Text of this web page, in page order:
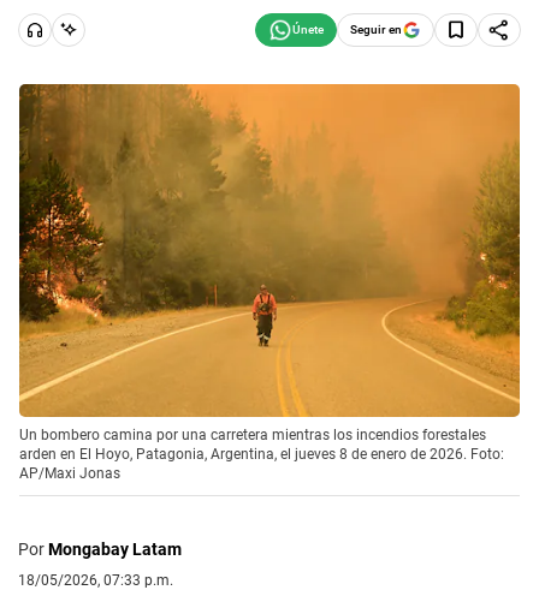
Seguir en
Un bombero camina por una carretera mientras los incendios forestales
arden en El Hoyo, Patagonia, Argentina, el jueves 8 de enero de 2026. Foto:
AP/Maxi Jonas
PorMongabay Latam
18/05/2026, 07:33 p.m.